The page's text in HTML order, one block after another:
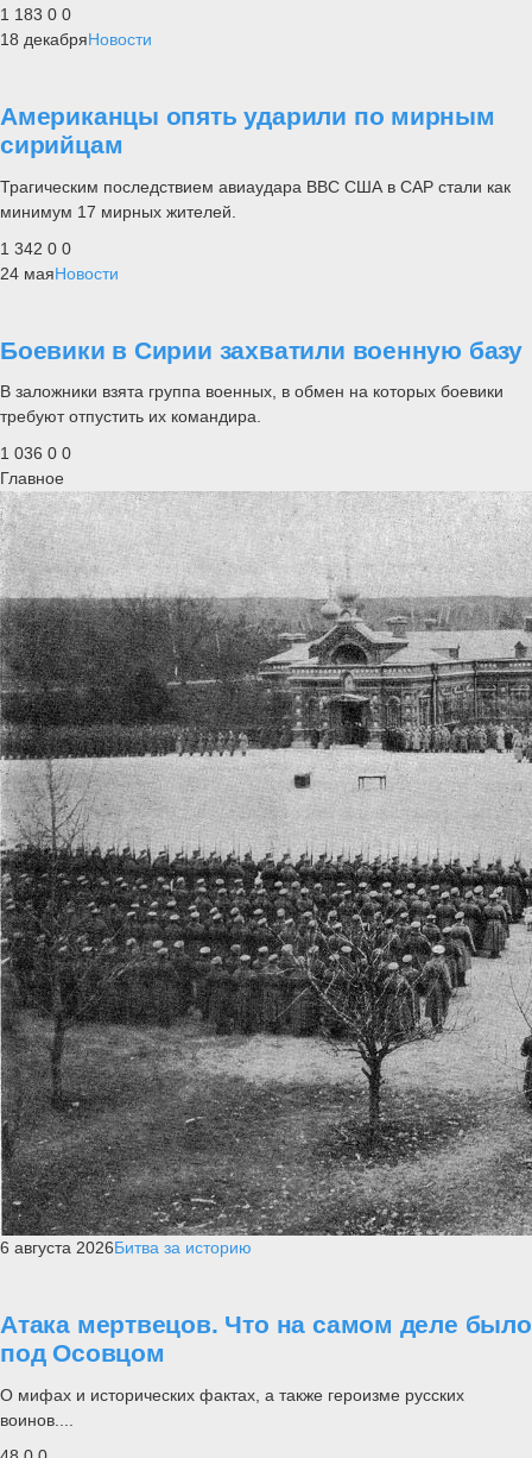
1 183 0 0
18 декабряНовости
Американцы опять ударили по мирным
сирийцам
Трагическим последствием авиаудара ВВС США в САР стали как
минимум 17 мирных жителей.
1 342 0 0
24 маяНовости
Боевики в Сирии захватили военную базу
В заложники взята группа военных, в обмен на которых боевики
требуют отпустить их командира.
1 036 0 0
Главное
6 августа 2026Битва за историю
Атака мертвецов. Что на самом деле было
под Осовцом
О мифах и исторических фактах, а также героизме русских
воинов....